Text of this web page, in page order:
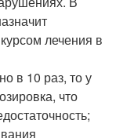
лечения в
в 10 раз, то у
что